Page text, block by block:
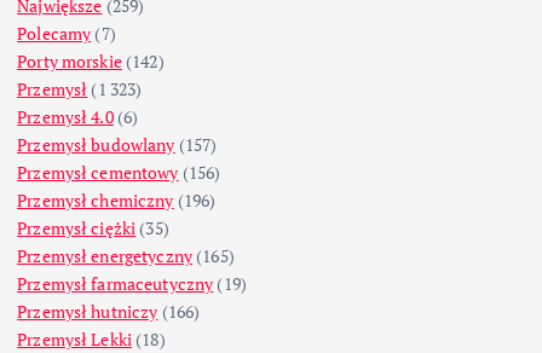
Największe (259)
Polecamy (7)
Porty morskie(142)
Przemysł (1 323)
Przemysł 4.0(6)
Przemysł budowlany (157)
Przemysł cementowy (156)
Przemysł chemiczny (196)
Przemysł ciężki (35)
Przemysł energetyczny (165)
Przemysł farmaceutyczny (19)
Przemysł hutniczy (166)
Przemysł Lekki (18)